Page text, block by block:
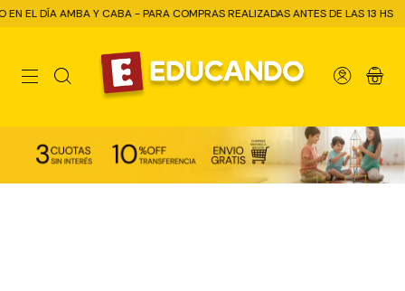
DÍA AMBA Y CABA - PARA COMPRAS REALIZADAS ANTES DE LAS 13 HS
0